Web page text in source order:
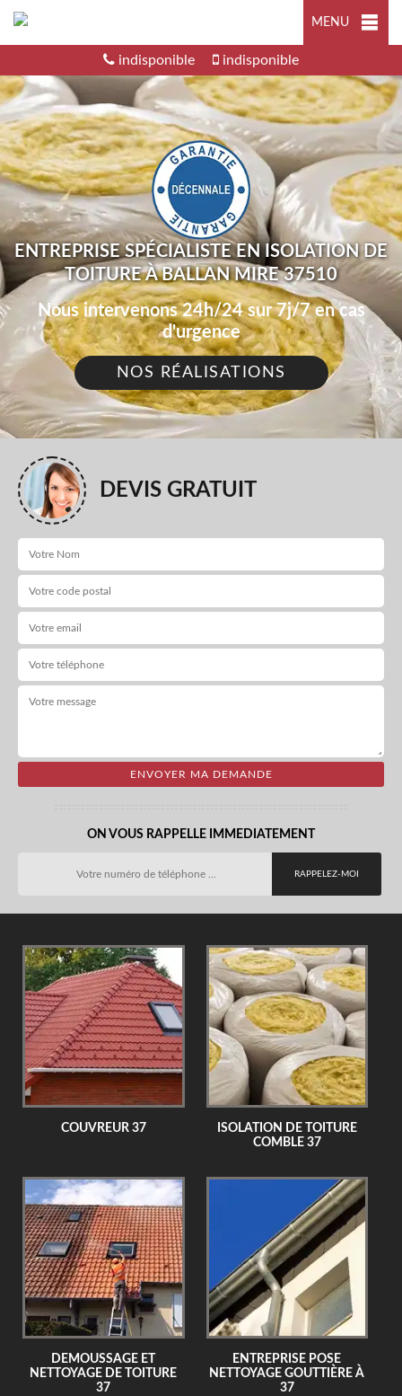
MENU
indisponible indisponible
ENTREPRISE SPÉCIALISTE EN ISOLATION DE
TOITURE À BALLAN MIRE 37510
Nous intervenons 24h/24 sur 7j/7 en cas
d'urgence
NOS RÉALISATIONS
DEVIS GRATUIT
ON VOUS RAPPELLE IMMEDIATEMENT
COUVREUR 37
ISOLATION DE TOITURE
COMBLE 37
DEMOUSSAGE ET
NETTOYAGE DE TOITURE
37
ENTREPRISE POSE
NETTOYAGE GOUTTIÈRE À
37